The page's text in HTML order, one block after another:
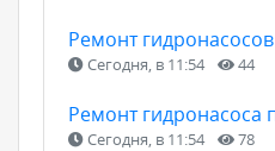
Ремонт
Сегодня, в 11:54 44
Ремонт гидронасоса
Сегодня, в 11:54 78